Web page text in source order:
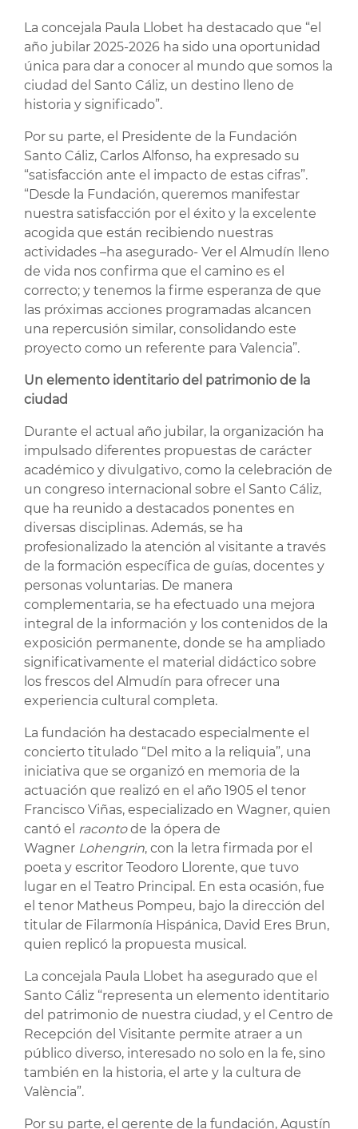
La concejala Paula Llobet ha destacado que “el
año jubilar 2025-2026 ha sido una oportunidad
única para dar a conocer al mundo que somos la
ciudad del Santo Cáliz, un destino lleno de
historia y significado”.
Por su parte, el Presidente de la Fundación
Santo Cáliz, Carlos Alfonso, ha expresado su
“satisfacción ante el impacto de estas cifras”.
“Desde la Fundación, queremos manifestar
nuestra satisfacción por el éxito y la excelente
acogida que están recibiendo nuestras
actividades –ha asegurado- Ver el Almudín lleno
de vida nos confirma que el camino es el
correcto; y tenemos la firme esperanza de que
las próximas acciones programadas alcancen
una repercusión similar, consolidando este
proyecto como un referente para Valencia”.
Un elemento identitario del patrimonio de la
ciudad
Durante el actual año jubilar, la organización ha
impulsado diferentes propuestas de carácter
académico y divulgativo, como la celebración de
un congreso internacional sobre el Santo Cáliz,
que ha reunido a destacados ponentes en
diversas disciplinas. Además, se ha
profesionalizado la atención al visitante a través
de la formación específica de guías, docentes y
personas voluntarias. De manera
complementaria, se ha efectuado una mejora
integral de la información y los contenidos de la
exposición permanente, donde se ha ampliado
significativamente el material didáctico sobre
los frescos del Almudín para ofrecer una
experiencia cultural completa.
La fundación ha destacado especialmente el
concierto titulado “Del mito a la reliquia”, una
iniciativa que se organizó en memoria de la
actuación que realizó en el año 1905 el tenor
Francisco Viñas, especializado en Wagner, quien
cantó el racontode la ópera de
Wagner Lohengrin, con la letra firmada por el
poeta y escritor Teodoro Llorente, que tuvo
lugar en el Teatro Principal. En esta ocasión, fue
el tenor Matheus Pompeu, bajo la dirección del
titular de Filarmonía Hispánica, David Eres Brun,
quien replicó la propuesta musical.
La concejala Paula Llobet ha asegurado que el
Santo Cáliz “representa un elemento identitario
del patrimonio de nuestra ciudad, y el Centro de
Recepción del Visitante permite atraer a un
público diverso, interesado no solo en la fe, sino
también en la historia, el arte y la cultura de
València”.
Por su parte, el gerente de la fundación, Agustín